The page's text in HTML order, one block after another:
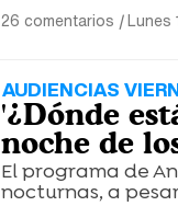
26 comentarios |Lunes
AUDIENCIAS
'¿Dónde
noche de
El programa de
nocturnas, a